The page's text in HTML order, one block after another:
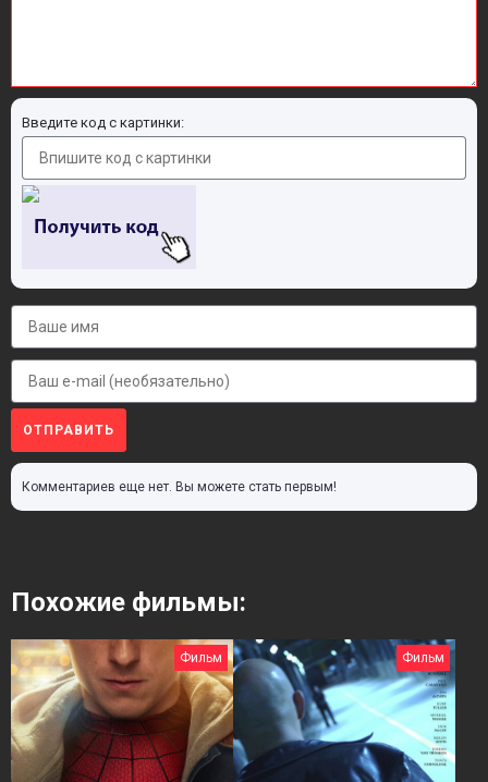
Введите код с картинки:
ОТПРАВИТЬ
Комментариев еще нет. Вы можете стать первым!
Похожие фильмы:
Фильм Фильм